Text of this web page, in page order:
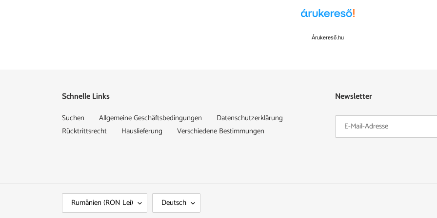
Árukereső.hu
Schnelle Links
Suchen Allgemeine Geschäftsbedingungen
Datenschutzerklärung
Rücktrittsrecht
Hauslieferung Verschiedene Bestimmungen
Newsletter
L Rumänien (RON Lei)
S Deutsch